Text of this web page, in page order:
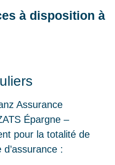
à disposition à
Assurance
Épargne –
pour la totalité de
: